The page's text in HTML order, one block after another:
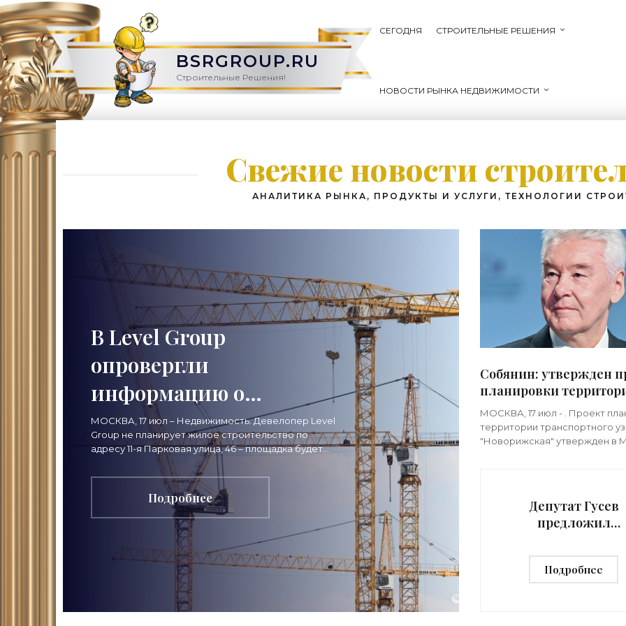
BSRGROUP.RU
Строительные Решения!
СЕГОДНЯ СТРОИТЕЛЬНЫЕ РЕШЕНИЯ
НОВОСТИ РЫНКА НЕДВИЖИМОСТИ
Свежие новости
АНАЛИТИКА РЫНКА, ПРОДУКТЫ И УСЛУГИ, ТЕХНОЛОГИИ
В Level Group
опровергли
информацию о
строительстве жилья
на 11-й Парковой улице
- «Строительство»
МОСКВА, 17 июл – Недвижимость. Девелопер Level
Group не планирует жилое строительство по
адресу 11-я Парковая улица, 46 – площадка будет
использована в соответствие с утвержденными
ранее
Подробнее
Собянин: утвержден
планировки
транспортного узла
"Новорижская" -
«Строительство»
МОСКВА, 17 июл - . Проект
территории транспортного
"Новорижская" утвержден в
Депутат Гусев
предложил
пятилетний
гарантийный
Подробнее